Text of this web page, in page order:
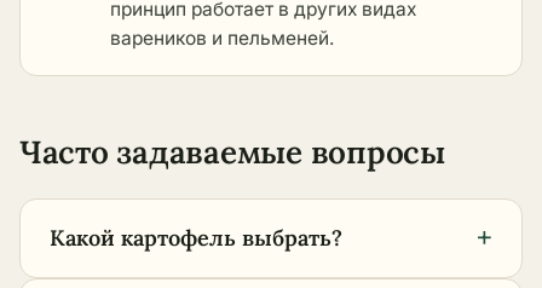
принцип работает в других видах
вареников и пельменей.
Часто задаваемые вопросы
Какой картофель выбрать? +